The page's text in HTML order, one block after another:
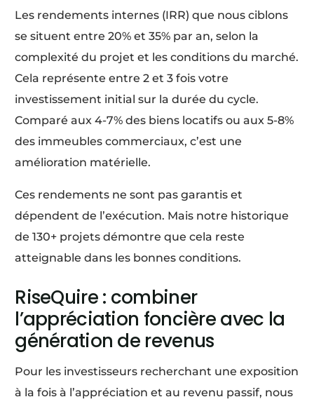
Les rendements internes (IRR) que nous ciblons
se situent entre 20% et 35% par an, selon la
complexité du projet et les conditions du marché.
Cela représente entre 2 et 3 fois votre
investissement initial sur la durée du cycle.
Comparé aux 4-7% des biens locatifs ou aux 5-8%
des immeubles commerciaux, c’est une
amélioration matérielle.
Ces rendements ne sont pas garantis et
dépendent de l’exécution. Mais notre historique
de 130+ projets démontre que cela reste
atteignable dans les bonnes conditions.
RiseQuire : combiner
l’appréciation foncière avec la
génération de revenus
Pour les investisseurs recherchant une exposition
à la fois à l’appréciation et au revenu passif, nous